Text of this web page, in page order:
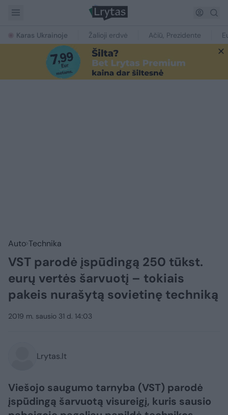
Karas Ukrainoje Žalioji erdvė Ačiū, Prezidente
Auto Technika
VST parodė įspūdingą 250 tūkst.
eurų vertės šarvuotį – tokiais
pakeis nurašytą sovietinę techniką
2019 m. sausio 31 d. 14:03
Lrytas.lt
Viešojo saugumo tarnyba (VST) parodė
įspūdingą šarvuotą visureigį, kuris sausio